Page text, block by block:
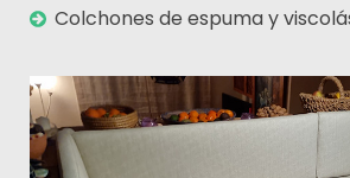
Colchones de espuma y